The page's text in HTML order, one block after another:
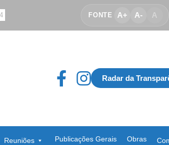
4 FONTE A+ A- A
Radar da
Reuniões Publicações Gerais Obras